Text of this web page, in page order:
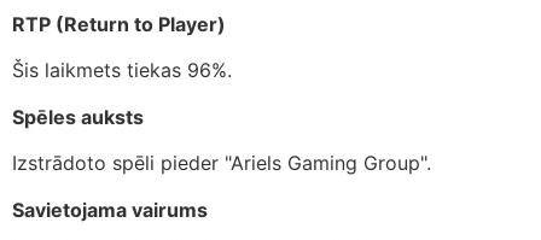
RTP (Return to Player)
Šis laikmets tiekas 96%.
Spēles auksts
Izstrādoto spēli pieder "Ariels Gaming Group".
Savietojama vairums